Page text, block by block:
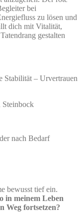
bei
zu lösen und
dich mit Vitalität,
gestalten
Stabilität – Urvertrauen
Steinbock
nach Bedarf
bewusst tief ein.
in meinem Leben
Weg fortsetzen?